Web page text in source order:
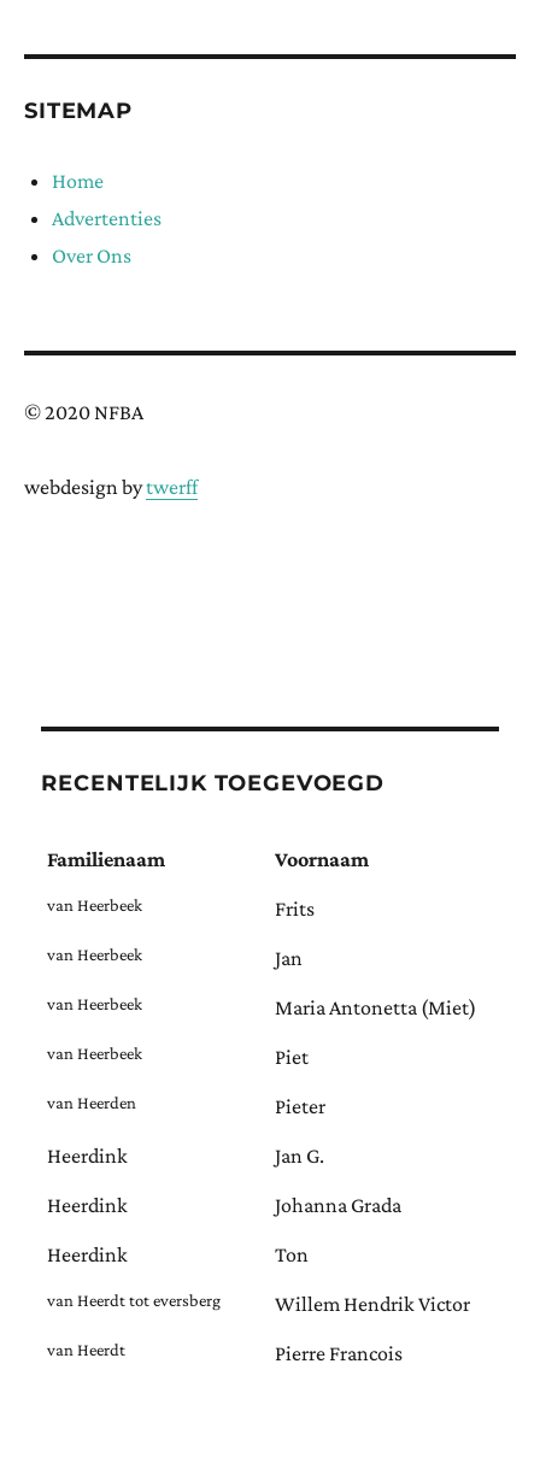
SITEMAP
Home
Advertenties
Over Ons
© 2020 NFBA
webdesign bytwerff
RECENTELIJK TOEGEVOEGD
Familienaam Voornaam
van Heerbeek Frits
van Heerbeek Jan
van Heerbeek Maria Antonetta (Miet)
van Heerbeek Piet
van Heerden Pieter
Heerdink Jan G.
Heerdink Johanna Grada
Heerdink Ton
van Heerdt tot eversberg Willem Hendrik Victor
van Heerdt Pierre Francois